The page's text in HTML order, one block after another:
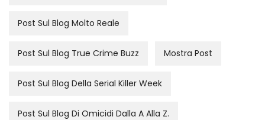
Post Sul Blog Molto Reale
Post Sul Blog True Crime Buzz Mostra Post
Post Sul Blog Della Serial Killer Week
Post Sul Blog Di Omicidi Dalla A Alla Z.